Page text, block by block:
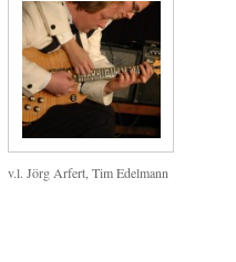
v.l. Jörg Arfert, Tim Edelmann